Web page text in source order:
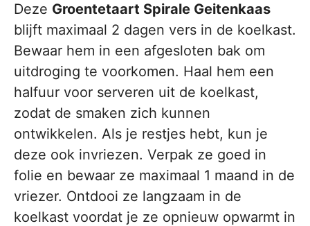
Deze Groentetaart Spirale Geitenkaas
blijft maximaal 2 dagen vers in de koelkast.
Bewaar hem in een afgesloten bak om
uitdroging te voorkomen. Haal hem een
halfuur voor serveren uit de koelkast,
zodat de smaken zich kunnen
ontwikkelen. Als je restjes hebt, kun je
deze ook invriezen. Verpak ze goed in
folie en bewaar ze maximaal 1 maand in de
vriezer. Ontdooi ze langzaam in de
koelkast voordat je ze opnieuw opwarmt in